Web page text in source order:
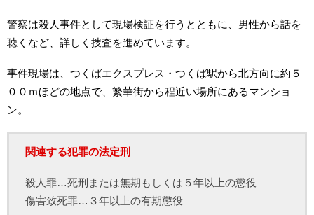
警察は殺人事件として現場検証を行うとともに、男性から話を
聴くなど、詳しく捜査を進めています。
事件現場は、つくばエクスプレス・つくば駅から北方向に約５
００ｍほどの地点で、繁華街から程近い場所にあるマンショ
ン。
関連する犯罪の法定刑
殺人罪…死刑または無期もしくは５年以上の懲役
傷害致死罪…３年以上の有期懲役